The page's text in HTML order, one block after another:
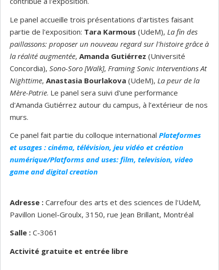
Le panel accueille trois présentations d'artistes faisant
partie de l'exposition: Tara Karmous (UdeM), La fin des
paillassons: proposer un nouveau regard sur l'histoire grâce à
la réalité augmentée, Amanda Gutiérrez (Université
Concordia), Sono-Soro [Walk], Framing Sonic Interventions At
Nighttime, Anastasia Bourlakova (UdeM), La peur de la
Mère-Patrie. Le panel sera suivi d'une performance
d'Amanda Gutiérrez autour du campus, à l’extérieur de nos
murs.
Ce panel fait partie du colloque international Plateformes
et usages : cinéma, télévision, jeu vidéo et création
numérique/Platforms and uses: film, television, video
game and digital creation
Adresse : Carrefour des arts et des sciences de l'UdeM,
Pavillon Lionel-Groulx, 3150, rue Jean Brillant, Montréal
Salle : C-3061
Activité gratuite et entrée libre